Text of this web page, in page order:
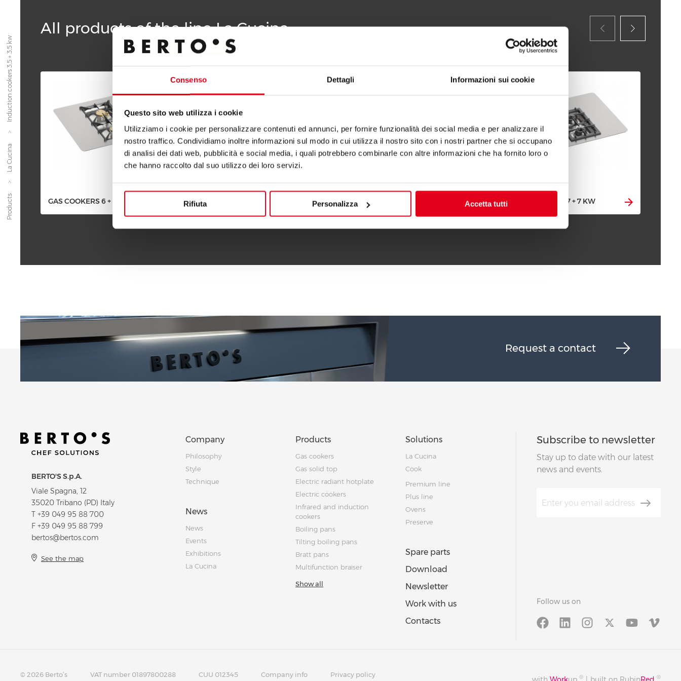
Consenso Dettagli Informazioni sui cookie
Questo sito web utilizza i cookie
Utilizziamo i cookie per personalizzare contenuti ed annunci, per fornire funzionalità dei social media e per analizzare il
nostro traffico. Condividiamo inoltre informazioni sul modo in cui utilizza il nostro sito con i nostri partner che si occupano
di analisi dei dati web, pubblicità e social media, i quali potrebbero combinarle con altre informazioni che ha fornito loro o
che hanno raccolto dal suo utilizzo dei loro servizi.
Rifiuta Personalizza Accetta tutti
Products
La Cucina
Induction cookers 3,5 + 3,5 kw
All products of the line La Cucina
GAS COOKERS 6 + 10 KW GAS COOKERS 10 + 10 KW GAS COOKERS 6 + 6 KW GAS COOKERS 7 + 7 KW
Request a contact
BERTO'S S.p.A.
Viale Spagna, 12
35020 Tribano (PD) Italy
T +39 049 95 88 700
F +39 049 95 88 799
bertos@bertos.com
See the map
Company
Philosophy
Style
Technique
News
News
Events
Exhibitions
La Cucina
Products
Gas cookers
Gas solid top
Electric radiant hotplate
Electric cookers
Infrared and induction
cookers
Boiling pans
Tilting boiling pans
Bratt pans
Multifunction braiser
Show all
Solutions
La Cucina
Cook
Premium line
Plus line
Ovens
Preserve
Spare parts
Download
Newsletter
Work with us
Contacts
Subscribe to newsletter
Stay up to date with our latest
news and events.
Follow us on
© 2026 Berto’s VAT number 01897800288 CUU 012345 Company info
Privacy policy
® ®